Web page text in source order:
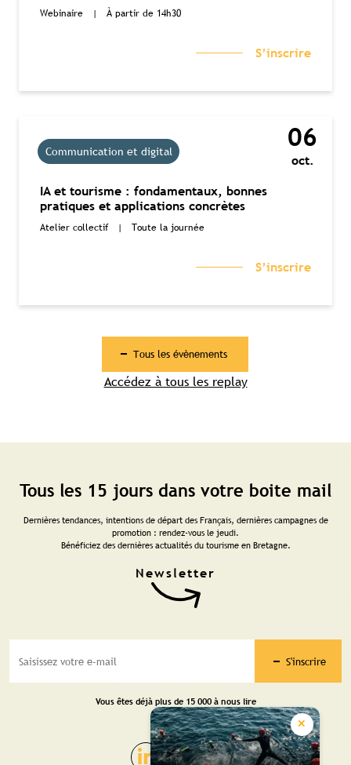
Webinaire | À partir de 14h30
S’inscrire
Communication et digital
06
oct.
IA et tourisme : fondamentaux, bonnes
pratiques et applications concrètes
Atelier collectif | Toute la journée
S’inscrire
Tous les évènements
Accédez à tous les replay
Tous les 15 jours dans votre boite mail
Dernières tendances, intentions de départ des Français, dernières campagnes de
promotion : rendez-vous le jeudi.
Bénéficiez des dernières actualités du tourisme en Bretagne.
S'inscrire
Vous êtes déjà plus de 15 000 à nous lire